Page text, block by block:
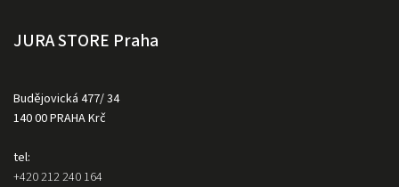
JURA STORE Praha
Budějovická 477/ 34
140 00 PRAHA Krč
tel:
+420 212 240 164